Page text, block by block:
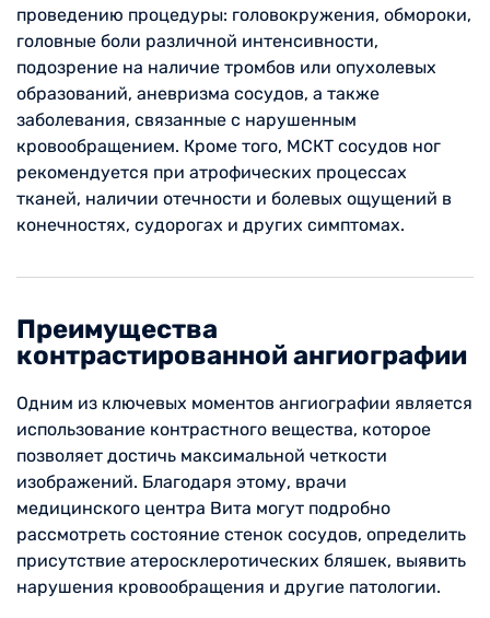
проведению процедуры: головокружения, обмороки,
головные боли различной интенсивности,
подозрение на наличие тромбов или опухолевых
образований, аневризма сосудов, а также
заболевания, связанные с нарушенным
кровообращением. Кроме того, МСКТ сосудов ног
рекомендуется при атрофических процессах
тканей, наличии отечности и болевых ощущений в
конечностях, судорогах и других симптомах.
Преимущества
контрастированной ангиографии
Одним из ключевых моментов ангиографии является
использование контрастного вещества, которое
позволяет достичь максимальной четкости
изображений. Благодаря этому, врачи
медицинского центра Вита могут подробно
рассмотреть состояние стенок сосудов, определить
присутствие атеросклеротических бляшек, выявить
нарушения кровообращения и другие патологии.